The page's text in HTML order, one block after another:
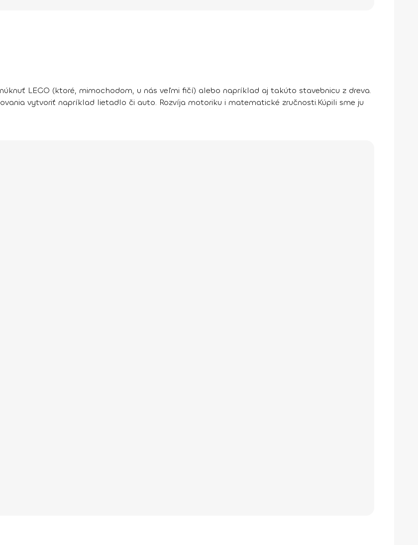
LEGO (ktoré, mimochodom, u nás veľmi fičí) alebo napríklad aj takúto stavebnicu z dreva.
vytvoriť napríklad lietadlo či auto. Rozvíja motoriku i matematické zručnosti.Kúpili sme ju